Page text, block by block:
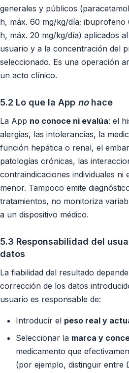
generales y públicos
h, máx. 60 mg/kg/día; ibuprofeno
h, máx. 20 mg/kg/día) aplicados
usuario y a la concentración del
seleccionado. Es una operación
un acto clínico.
5.2 Lo que la App nohace
La App no conoce ni evalúa: el
alergias, las intolerancias, la
función hepática o renal, el
patologías crónicas, las
contraindicaciones individuales ni
menor. Tampoco emite
tratamientos, no monitoriza
a un dispositivo médico.
5.3 Responsabilidad del
datos
La fiabilidad del resultado
corrección de los datos
usuario es responsable de:
Introducir el peso real y
Seleccionar la marca y
medicamento que
(por ejemplo, distinguir entre